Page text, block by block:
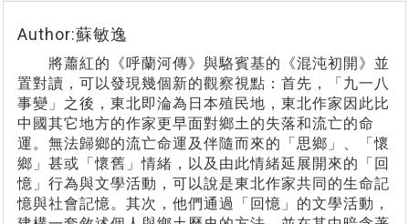
Author:蘇敏逸
將蕭紅的《呼蘭河傳》與駱賓基的《混沌初開》並
置對讀，可以發現幾個新的觀察視點：首先，「九一八
事變」之後，東北即淪為日本殖民地，東北作家因此比
中國其它地方的作家更早面對鄉土的失落和流亡的命
運。無法歸鄉的流亡命運及伴隨而來的「思鄉」、「懷
鄉」甚或「懷舊」情緒，以及由此情緒延展開來的「回
憶」行為與文學活動，可以說是東北作家共同的生命記
憶與社會記憶。其次，他們通過「回憶」的文學活動，